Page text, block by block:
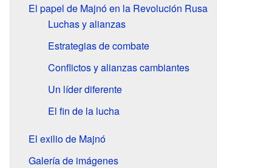
El papel de Majnó en la Revolución Rusa
Luchas y alianzas
Estrategias de combate
Conflictos y alianzas cambiantes
Un líder diferente
El fin de la lucha
El exilio de Majnó
Galería de imágenes